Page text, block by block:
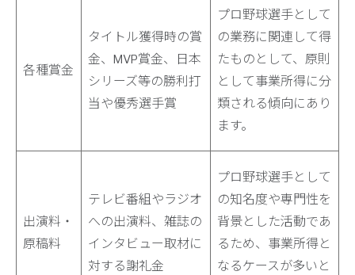
各種賞金
タイトル獲得時の賞
金、MVP賞金、日本
シリーズ等の勝利打
当や優秀選手賞
プロ野球選手として
の業務に関連して得
たものとして、原則
として事業所得に分
類される傾向にあり
ます。
出演料・
原稿料
テレビ番組やラジオ
への出演料、雑誌の
インタビュー取材に
対する謝礼金
プロ野球選手として
の知名度や専門性を
背景とした活動であ
るため、事業所得と
なるケースが多いと